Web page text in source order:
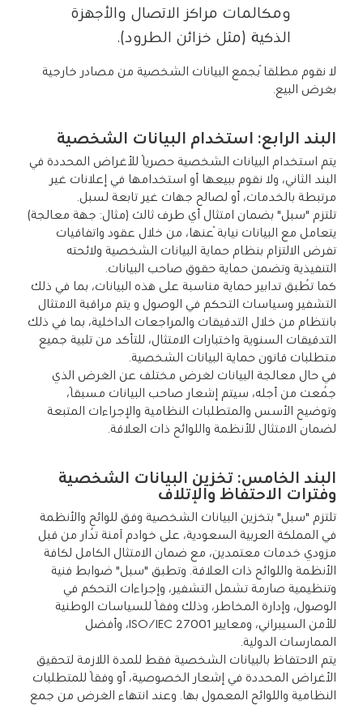
ومكالمات مراكز الاتصال والأجهزة
الذكية (مثل خزائن الطرود).
لا نقوم مطلقاً بجمع البيانات الشخصية من مصادر خارجية
بغرض البيع.
البند الرابع: استخدام البيانات الشخصية
يتم استخدام البيانات الشخصية حصريًا للأغراض المحددة في
البند الثاني، ولا نقوم ببيعها أو استخدامها في إعلانات غير
مرتبطة بالخدمات، أو لصالح جهات غير تابعة لسبل.
تلتزم "سبل" بضمان امتثال أي طرف ثالث (مثال: جهة معالجة)
يتعامل مع البيانات نيابةً عنها، من خلال عقود واتفاقيات
تفرض الالتزام بنظام حماية البيانات الشخصية ولائحته
التنفيذية وتضمن حماية حقوق صاحب البيانات.
كما تُطبق تدابير حماية مناسبة على هذه البيانات، بما في ذلك
التشفير وسياسات التحكم في الوصول و يتم مراقبة الامتثال
بانتظام من خلال التدقيقات والمراجعات الداخلية، بما في ذلك
التدقيقات السنوية واختبارات الامتثال، للتأكد من تلبية جميع
متطلبات قانون حماية البيانات الشخصية.
في حال معالجة البيانات لغرض مختلف عن الغرض الذي
جُمعت من أجله، سيتم إشعار صاحب البيانات مسبقًا،
وتوضيح الأسس والمتطلبات النظامية والإجراءات المتبعة
لضمان الامتثال للأنظمة واللوائح ذات العلاقة.
البند الخامس: تخزين البيانات الشخصية
وفترات الاحتفاظ والإتلاف
تلتزم "سبل" بتخزين البيانات الشخصية وفق للوائح والأنظمة
في المملكة العربية السعودية، على خوادم آمنة تُدار من قبل
مزودي خدمات معتمدين، مع ضمان الامتثال الكامل لكافة
الأنظمة واللوائح ذات العلاقة. وتطبق "سبل" ضوابط فنية
وتنظيمية صارمة تشمل التشفير، وإجراءات التحكم في
الوصول، وإدارة المخاطر، وذلك وفقًا للسياسات الوطنية
للأمن السيبراني، ومعايير ISO/IEC 27001، وأفضل
الممارسات الدولية.
يتم الاحتفاظ بالبيانات الشخصية فقط للمدة اللازمة لتحقيق
الأغراض المحددة في إشعار الخصوصية، أو وفقًا للمتطلبات
النظامية واللوائح المعمول بها. وعند انتهاء الغرض من جمع